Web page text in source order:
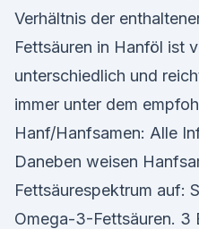
Verhältnis der
Fettsäuren in Hanföl ist
unterschiedlich und
immer unter dem
Hanf/Hanfsamen: Alle
Daneben weisen
Fettsäurespektrum auf:
Omega-3-Fettsäuren. 3